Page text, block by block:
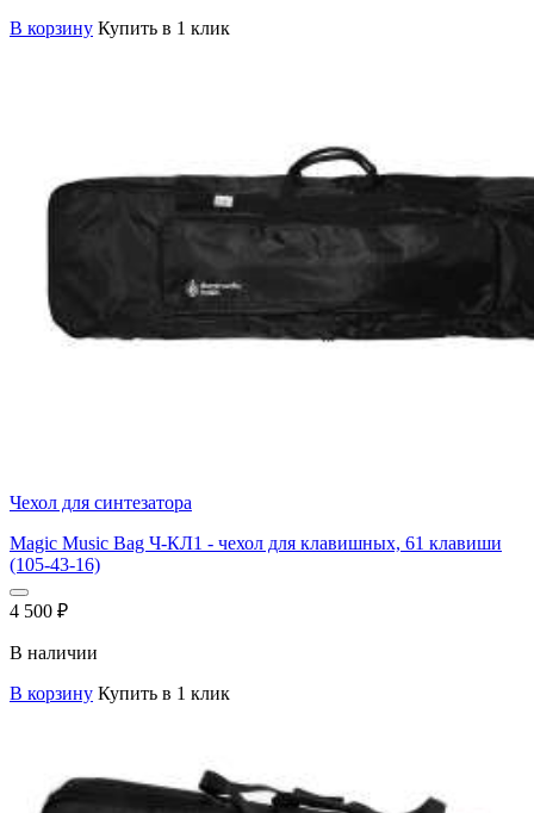
В корзину Купить в 1 клик
Чехол для синтезатора
Magic Music Bag Ч-КЛ1 - чехол для клавишных, 61 клавиши
(105-43-16)
4 500 ₽
В наличии
В корзину Купить в 1 клик